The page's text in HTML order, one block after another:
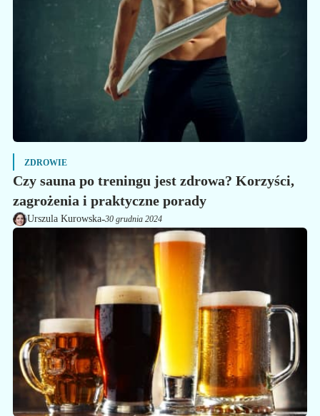
ZDROWIE
Czy sauna po treningu jest zdrowa? Korzyści,
zagrożenia i praktyczne porady
Urszula Kurowska-30 grudnia 2024